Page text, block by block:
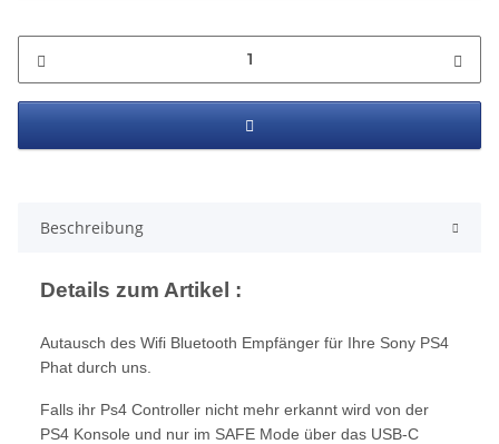
Beschreibung
Details zum Artikel :
Autausch des Wifi Bluetooth Empfänger für Ihre Sony PS4
Phat durch uns.
Falls ihr Ps4 Controller nicht mehr erkannt wird von der
PS4 Konsole und nur im SAFE Mode über das USB-C